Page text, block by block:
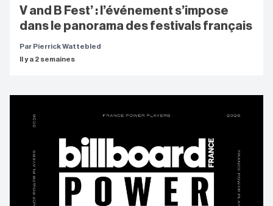
V and B Fest’ : l’événement s’impose
dans le panorama des festivals français
Par Pierrick Wattebled
Il y a 2 semaines